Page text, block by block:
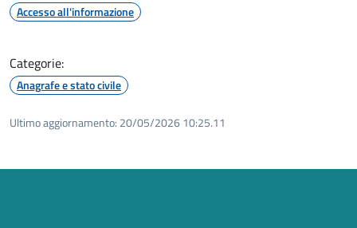
Accesso all'informazione
Categorie:
Anagrafe e stato civile
Ultimo aggiornamento: 20/05/2026 10:25.11